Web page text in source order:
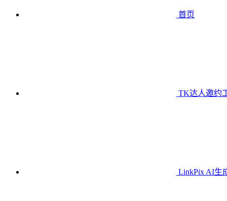
首页
TK达人邀约
LinkPix AI生